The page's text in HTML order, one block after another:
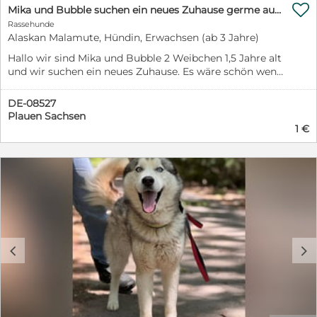
Mika und Bubble suchen ein neues Zuhause germe auch einzeln vermittelbar
Rassehunde
Alaskan Malamute, Hündin, Erwachsen (ab 3 Jahre)
Hallo wir sind Mika und Bubble 2 Weibchen 1,5 Jahre alt
und wir suchen ein neues Zuhause. Es wäre schön wenn
ist kein muss. Wir haben beide ein Hüftproblem
Hüftdysplasie aber die Kosten für eine Operation
würden. Es wäre schön wenn sich eine nette Familie bei

DE-08527
Plauen Sachsen
1 €
c d